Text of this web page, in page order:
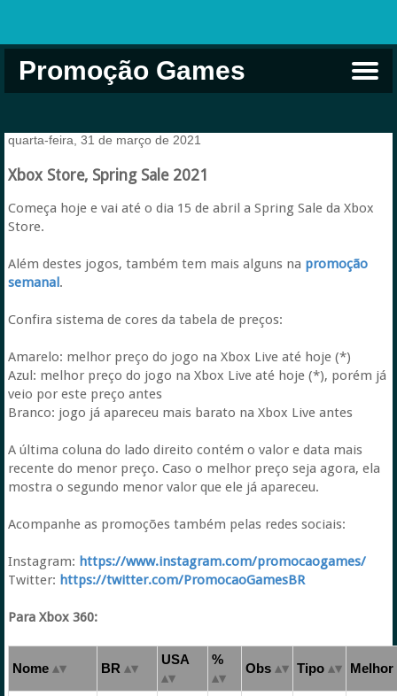
Promoção Games
quarta-feira, 31 de março de 2021
Xbox Store, Spring Sale 2021
Começa hoje e vai até o dia 15 de abril a Spring Sale da Xbox
Store.
Além destes jogos, também tem mais alguns na promoção
semanal.
Confira sistema de cores da tabela de preços:
Amarelo: melhor preço do jogo na Xbox Live até hoje (*)
Azul: melhor preço do jogo na Xbox Live até hoje (*), porém já
veio por este preço antes
Branco: jogo já apareceu mais barato na Xbox Live antes
A última coluna do lado direito contém o valor e data mais
recente do menor preço. Caso o melhor preço seja agora, ela
mostra o segundo menor valor que ele já apareceu.
Acompanhe as promoções também pelas redes sociais:
Instagram: https://www.instagram.com/promocaogames/
Twitter: https://twitter.com/PromocaoGamesBR
Para Xbox 360:
Nome BR
USA %
Obs Tipo